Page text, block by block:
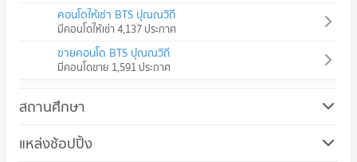
คอนโดให้เช่า BTS ปุณณวิถี
มีคอนโดให้เช่า 4,137 ประกาศ
ขายคอนโด BTS ปุณณวิถี
มีคอนโดขาย 1,591 ประกาศ
สถานศึกษา
คอนโด วิทยาลัยพณิชยการบางนา
แหล่งช้อปปิ้ง